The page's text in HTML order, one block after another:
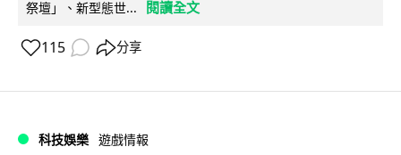
祭壇」、新型態世... 閱讀全文
115 分享
科技娛樂 遊戲情報